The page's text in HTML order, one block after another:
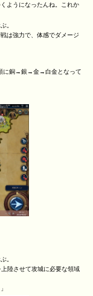
ようになったんね。これか
。
は強力で、体感でダメージ
順に銅→銀→金→白金となって
。
陸させて攻城に必要な領域